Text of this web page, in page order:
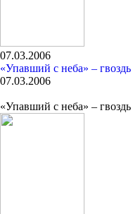
07.03.2006
«Упавший с неба» – гвоздь
07.03.2006
«Упавший с неба» – гвоздь